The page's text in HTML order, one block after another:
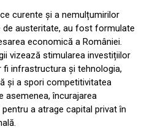
curente și a nemulțumirilor
de austeritate, au fost formulate
economică a României.
vizează stimularea investițiilor
fi infrastructura și tehnologia,
și a spori competitivitatea
asemenea, încurajarea
a atrage capital privat în